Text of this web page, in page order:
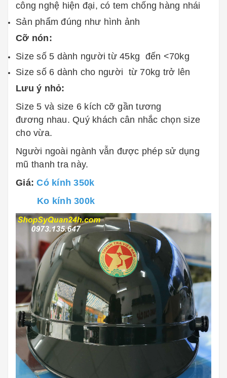
công nghệ hiện đại, có tem chống hàng nhái
Sản phẩm đúng như hình ảnh
Cỡ nón:
Size số 5 dành người từ 45kg đến <70kg
Size số 6 dành cho người từ 70kg trở lên
Lưu ý nhỏ:
Size 5 và size 6 kích cỡ gần tương
đương nhau. Quý khách cân nhắc chọn size
cho vừa.
Người ngoài ngành vẫn được phép sử dụng
mũ thanh tra này.
Giá: Có kính 350k
Ko kính 300k